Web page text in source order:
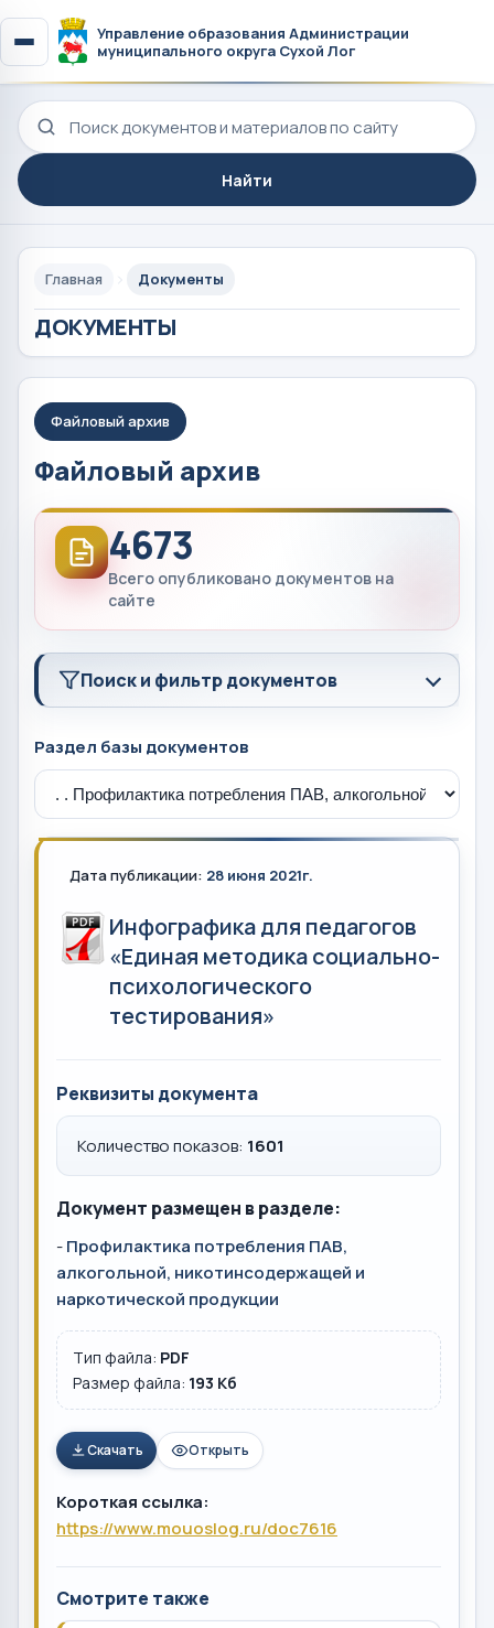
Управление образования Администрации
муниципального округа Сухой Лог
Поиск по сайту
Найти
Главная Документы
ДОКУМЕНТЫ
Файловый архив
Файловый архив
4673
Всего опубликовано документов на
сайте
Поиск и фильтр документов
Раздел базы документов
Дата публикации: 28 июня 2021г.
Инфографика для педагогов
«Единая методика социально-
психологического
тестирования»
Реквизиты документа
Количество показов: 1601
Документ размещен в разделе:
-Профилактика потребления ПАВ,
алкогольной, никотинсодержащей и
наркотической продукции
Тип файла: PDF
Размер файла: 193 Кб
Скачать Открыть
Короткая ссылка:
https://www.mouoslog.ru/doc7616
Смотрите также